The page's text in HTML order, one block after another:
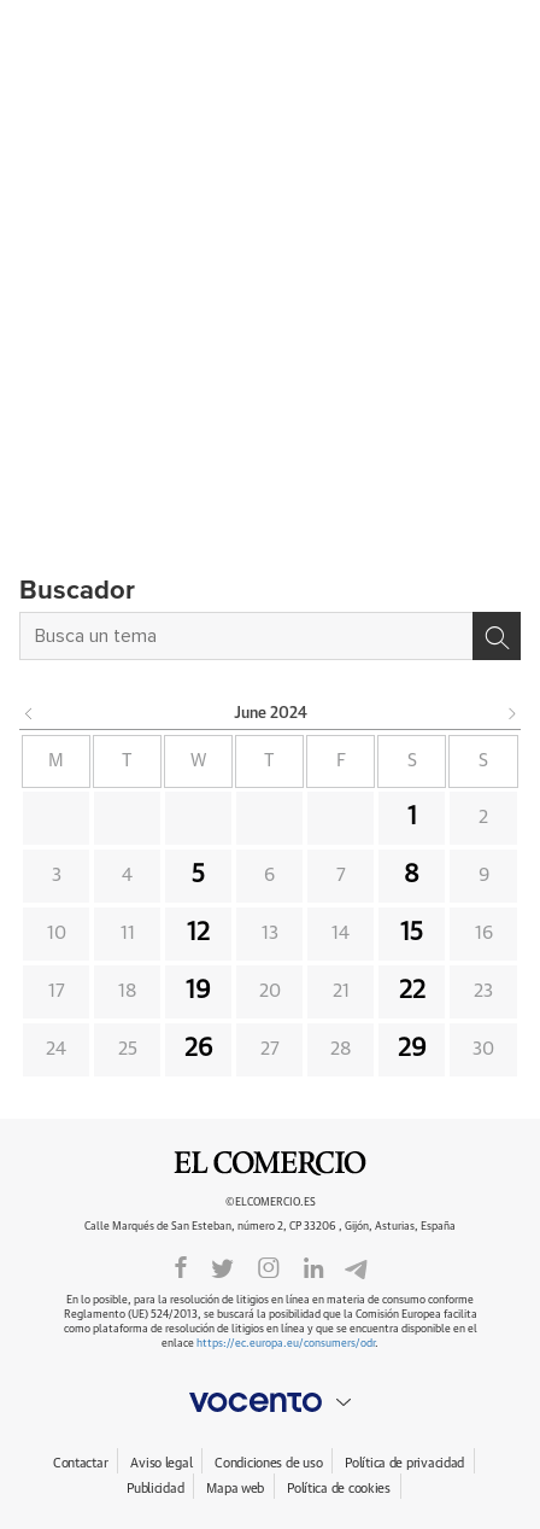
Buscador
June 2024
M W F S S
1 2
3 4 5 6 7 8 9
10 11 12 13 14 15 16
17 18 19 20 21 22 23
24 25 26 27 28 29 30
©ELCOMERCIO.ES
Calle Marqués de San Esteban, número 2, CP 33206 , Gijón, Asturias, España
En lo posible, para la resolución de litigios en línea en materia de consumo conforme
Reglamento (UE) 524/2013, se buscará la posibilidad que la Comisión Europea facilita
como plataforma de resolución de litigios en línea y que se encuentra disponible en el
enlace https://ec.europa.eu/consumers/odr.
Contactar Aviso legal Condiciones de uso
Política de privacidad
Publicidad
Mapa web Política de cookies